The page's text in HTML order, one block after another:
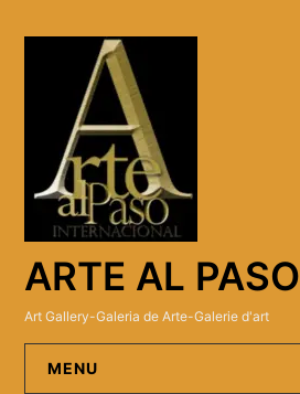
ARTE AL PASO
Art Gallery-Galeria de Arte-Galerie d'art
MENU